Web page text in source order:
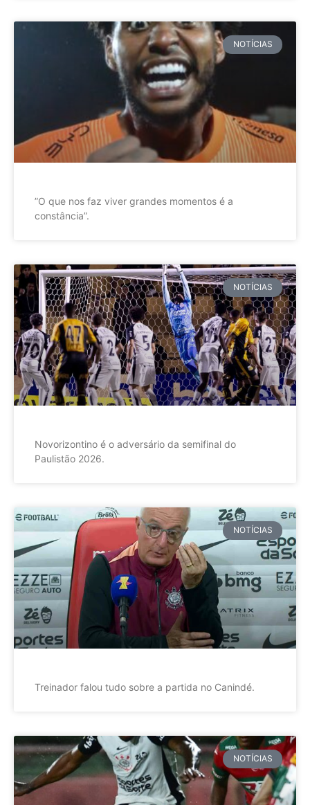
NOTÍCIAS
”O que nos faz viver grandes momentos é a
constância”.
NOTÍCIAS
Novorizontino é o adversário da semifinal do
Paulistão 2026.
NOTÍCIAS
Treinador falou tudo sobre a partida no Canindé.
NOTÍCIAS